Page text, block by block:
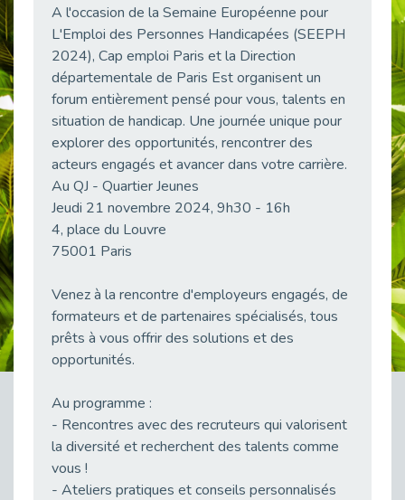
Fibromyalgie : Quand la douleur invisible s’invite au bureau
Publié le 12/05/2026
Publié le 12/05/2026
38 vidéos pour comprendre et agir durablement
Publié le 04/05/2026
Le taux d’emploi direct dans la fonction publique dépasse 6 % en 2025
Publié le 04/05/2026
Publié le 01/05/2026
Témoignage : Le parcours de Marc, 44 ans
L’Aménagement Raisonnable : Un Levier pour l’Équité
Publié le 29/04/2026
Publié le 29/04/2026
Publié le 27/04/2026
Mobilisation pour l’alternance et le handicap
Publié le 24/04/2026
A l'occasion de la Semaine Européenne pour
L'Emploi des Personnes Handicapées (SEEPH
2024), Cap emploi Paris et la Direction
départementale de Paris Est organisent un
forum entièrement pensé pour vous, talents en
situation de handicap. Une journée unique pour
explorer des opportunités, rencontrer des
acteurs engagés et avancer dans votre carrière.
Au QJ - Quartier Jeunes
Jeudi 21 novembre 2024, 9h30 - 16h
4, place du Louvre
75001 Paris
Venez à la rencontre d'employeurs engagés, de
formateurs et de partenaires spécialisés, tous
prêts à vous offrir des solutions et des
opportunités.
Au programme :
- Rencontres avec des recruteurs qui valorisent
la diversité et recherchent des talents comme
vous !
- Ateliers pratiques et conseils personnalisés